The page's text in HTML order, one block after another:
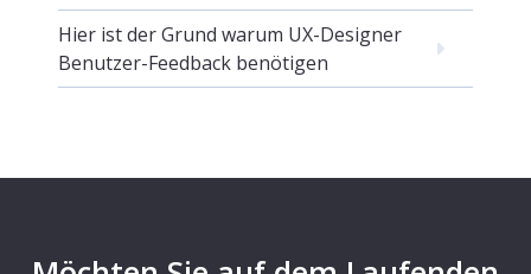
Hier ist der Grund warum UX-Designer
Benutzer-Feedback benötigen